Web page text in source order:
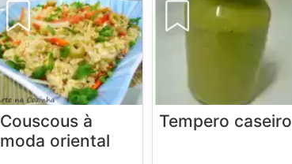
Couscous à
moda oriental
Tempero caseiro